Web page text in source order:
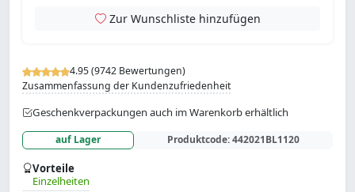
4.95 (9742 Bewertungen)
Zusammenfassung der Kundenzufriedenheit
Geschenkverpackungen auch im Warenkorb erhältlich
auf Lager Produktcode:442021BL1120
Vorteile
Einzelheiten
Zur Wunschliste hinzufügen